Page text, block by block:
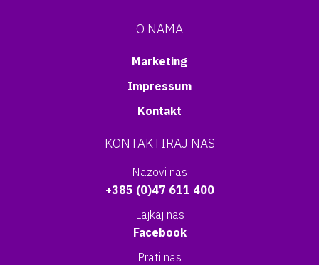
O NAMA
Marketing
Impressum
Kontakt
KONTAKTIRAJ NAS
Nazovi nas
+385 (0)47 611 400
Lajkaj nas
Facebook
Prati nas